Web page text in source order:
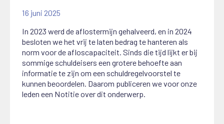
16 juni 2025
In 2023 werd de aflostermijn gehalveerd, en in 2024
besloten we het vrij te laten bedrag te hanteren als
norm voor de afloscapaciteit. Sinds die tijd lijkt er bij
sommige schuldeisers een grotere behoefte aan
informatie te zijn om een schuldregelvoorstel te
kunnen beoordelen. Daarom publiceren we voor onze
leden een Notitie over dit onderwerp.